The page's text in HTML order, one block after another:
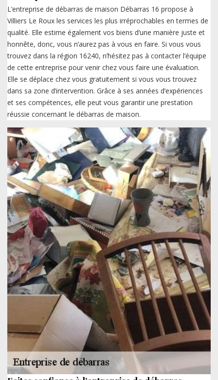
L’entreprise de débarras de maison Débarras 16 propose à
Villiers Le Roux les services les plus irréprochables en termes de
qualité. Elle estime également vos biens d’une manière juste et
honnête, donc, vous n’aurez pas à vous en faire. Si vous vous
trouvez dans la région 16240, n’hésitez pas à contacter l’équipe
de cette entreprise pour venir chez vous faire une évaluation.
Elle se déplace chez vous gratuitement si vous vous trouvez
dans sa zone d’intervention. Grâce à ses années d’expériences
et ses compétences, elle peut vous garantir une prestation
réussie concernant le débarras de maison.